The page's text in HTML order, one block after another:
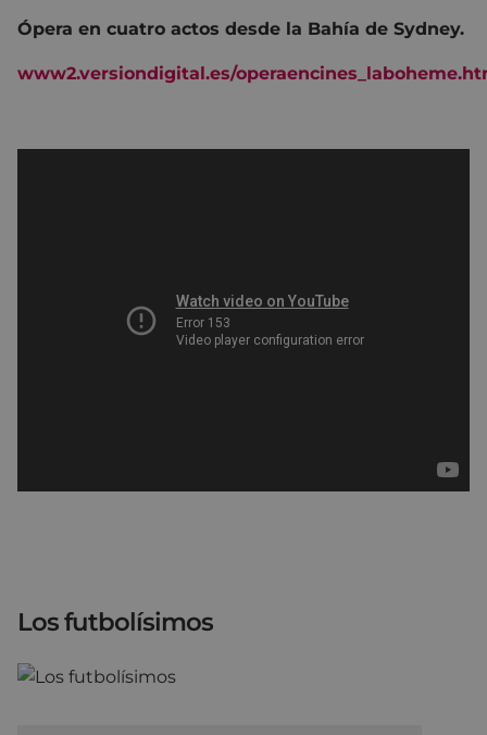
Ópera en cuatro actos desde la Bahía de Sydney.
www2.versiondigital.es/
Los futbolísimos